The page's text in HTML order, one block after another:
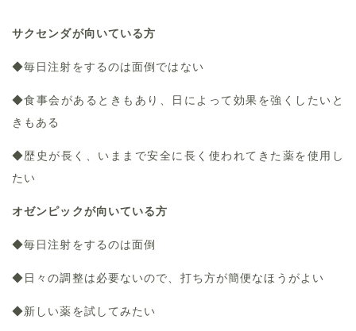
サクセンダが向いている方
◆毎日注射をするのは面倒ではない
◆食事会があるときもあり、日によって効果を強くしたいと
きもある
◆歴史が長く、いままで安全に長く使われてきた薬を使用し
たい
オゼンピックが向いている方
◆毎日注射をするのは面倒
◆日々の調整は必要ないので、打ち方が簡便なほうがよい
◆新しい薬を試してみたい